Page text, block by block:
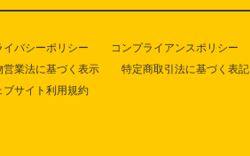
イバシーポリシー
コンプライアンスポリシー
営業法に基づく表示
特定商取引法に基づく表記
ブサイト利用規約